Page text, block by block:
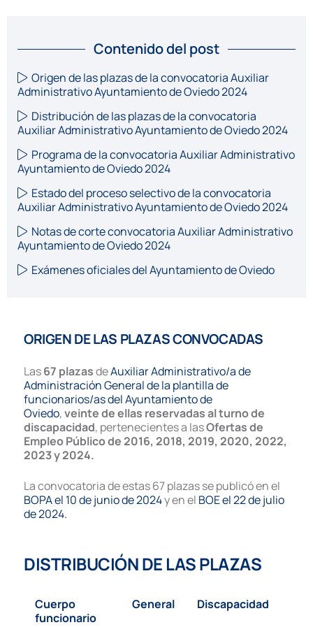
Contenido del post
Origen de las plazas de la convocatoria Auxiliar
Administrativo Ayuntamiento de Oviedo 2024
Distribución de las plazas de la convocatoria
Auxiliar Administrativo Ayuntamiento de Oviedo 2024
Programa de la convocatoria Auxiliar Administrativo
Ayuntamiento de Oviedo 2024
Estado del proceso selectivo de la convocatoria
Auxiliar Administrativo Ayuntamiento de Oviedo 2024
Notas de corte convocatoria Auxiliar Administrativo
Ayuntamiento de Oviedo 2024
Exámenes oficiales del Ayuntamiento de Oviedo
ORIGEN DE LAS PLAZAS CONVOCADAS
Las67 plazasdeAuxiliar Administrativo/a de
Administración General de la plantilla de
funcionarios/as del Ayuntamiento de
Oviedo,veinte de ellas reservadas al turno de
discapacidad, pertenecientes a lasOfertas de
Empleo Público de 2016, 2018, 2019, 2020, 2022,
2023 y 2024.
La convocatoria de estas 67 plazas se publicó en el
BOPA el 10 de junio de 2024y en el BOE el 22 de julio
de 2024.
DISTRIBUCIÓN DE LAS PLAZAS
Cuerpo
funcionario
General Discapacidad